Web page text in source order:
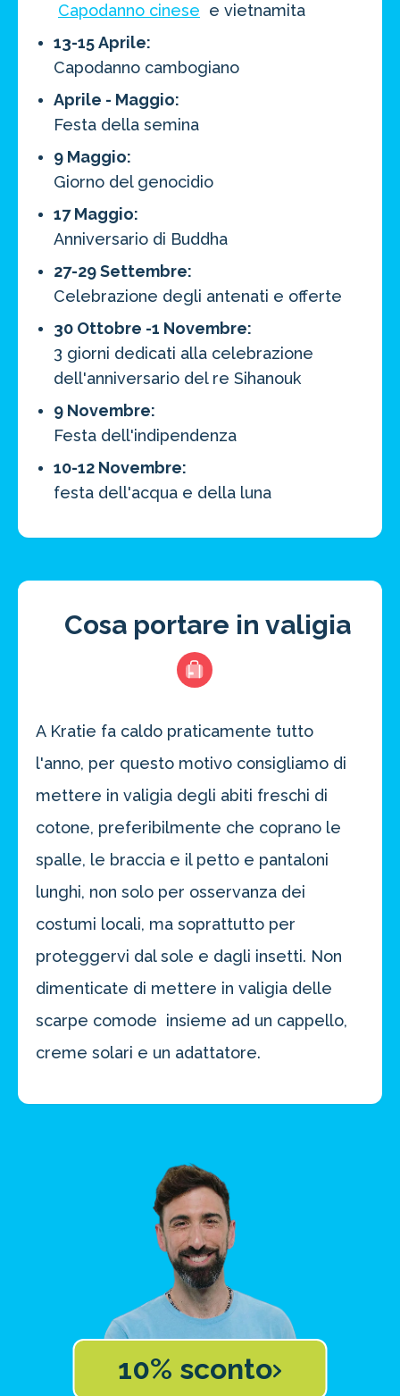
Capodanno cinese e vietnamita
13-15 Aprile:
Capodanno cambogiano
Aprile - Maggio:
Festa della semina
9 Maggio:
Giorno del genocidio
17 Maggio:
Anniversario di Buddha
27-29 Settembre:
Celebrazione degli antenati e offerte
30 Ottobre -1 Novembre:
3 giorni dedicati alla celebrazione
dell'anniversario del re Sihanouk
9 Novembre:
Festa dell'indipendenza
10-12 Novembre:
festa dell'acqua e della luna
Cosa portare in valigia
A Kratie fa caldo praticamente tutto
l'anno, per questo motivo consigliamo di
mettere in valigia degli abiti freschi di
cotone, preferibilmente che coprano le
spalle, le braccia e il petto e pantaloni
lunghi, non solo per osservanza dei
costumi locali, ma soprattutto per
proteggervi dal sole e dagli insetti. Non
dimenticate di mettere in valigia delle
scarpe comode insieme ad un cappello,
creme solari e un adattatore.
10% sconto